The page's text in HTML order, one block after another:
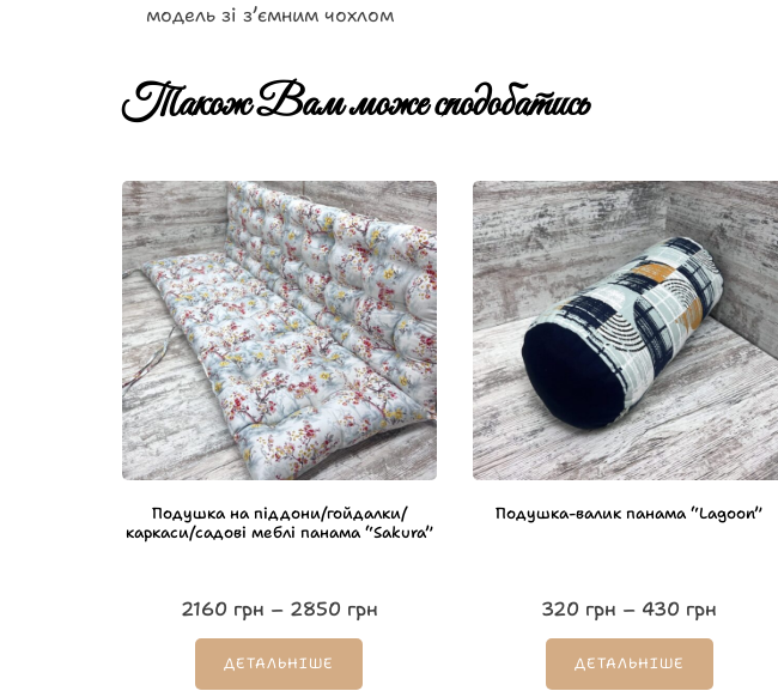
модель зі зʼємним чохлом
Також Вам може сподобатись
Подушка на піддони/гойдалки/
каркаси/садові меблі панама “Sakura”
2160 грн – 2850 грн
ДЕТАЛЬНІШЕ
Подушка-валик панама “Lagoon”
320 грн – 430 грн
ДЕТАЛЬНІШЕ